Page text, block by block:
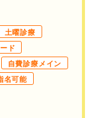
土曜診療
ド
自費診療メイン
名可能